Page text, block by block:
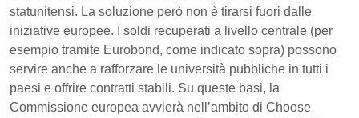
statunitensi. La soluzione però non è tirarsi fuori dalle
iniziative europee. I soldi recuperati a livello centrale (per
esempio tramite Eurobond, come indicato sopra) possono
servire anche a rafforzare le università pubbliche in tutti i
paesi e offrire contratti stabili. Su queste basi, la
Commissione europea avvierà nell’ambito di Choose